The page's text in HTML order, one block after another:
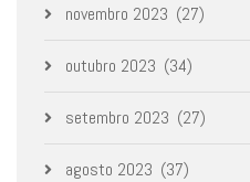
novembro 2023 (27)
outubro 2023 (34)
setembro 2023 (27)
agosto 2023 (37)